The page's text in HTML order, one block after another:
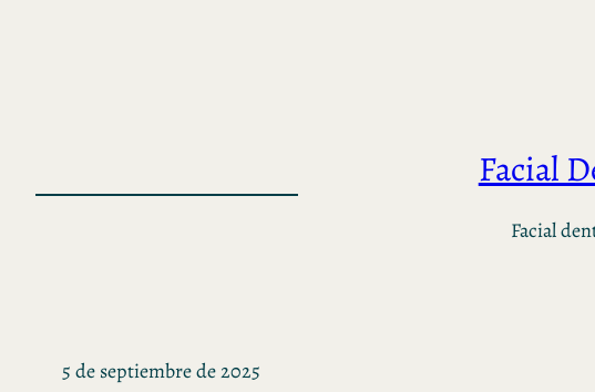
Facial
Facial
5 de septiembre de 2025